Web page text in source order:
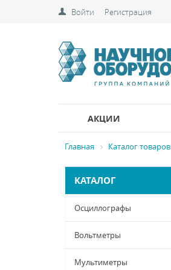
Войти Регистрация
АКЦИИ
Главная Каталог товаров
КАТАЛОГ
Осциллографы
Вольтметры
Мультиметры